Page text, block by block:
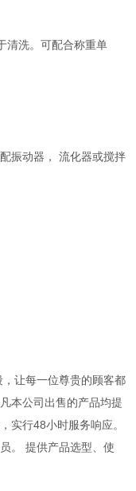
清洗。可配合称重单
振动器， 流化器或搅拌
让每一位尊贵的顾客都
本公司出售的产品均提
实行48小时服务响应。
。 提供产品选型、使